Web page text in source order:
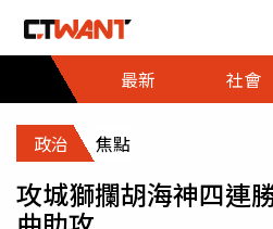
最新
社會
政治 焦點
攻城獅攔胡海神四連